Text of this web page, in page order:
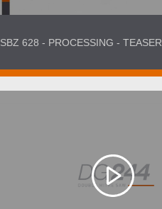
SBZ 628 - PROCESSING - TEASER